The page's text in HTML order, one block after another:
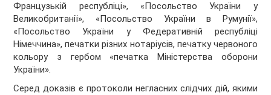
Французькій республіці», «Посольство України у
Великобританії», «Посольство України в Румунії»,
«Посольство України у Федеративній республіці
Німеччина», печатки різних нотаріусів, печатку червоного
кольору з гербом «печатка Міністерства оборони
України».
Серед доказів є протоколи негласних слідчих дій, якими